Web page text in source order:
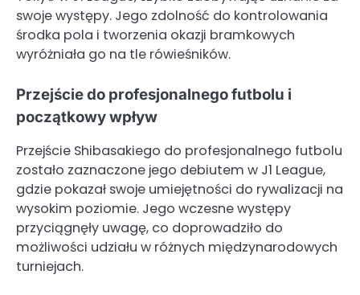
swoje występy. Jego zdolność do kontrolowania
środka pola i tworzenia okazji bramkowych
wyróżniała go na tle rówieśników.
Przejście do profesjonalnego futbolu i
początkowy wpływ
Przejście Shibasakiego do profesjonalnego futbolu
zostało zaznaczone jego debiutem w J1 League,
gdzie pokazał swoje umiejętności do rywalizacji na
wysokim poziomie. Jego wczesne występy
przyciągnęły uwagę, co doprowadziło do
możliwości udziału w różnych międzynarodowych
turniejach.